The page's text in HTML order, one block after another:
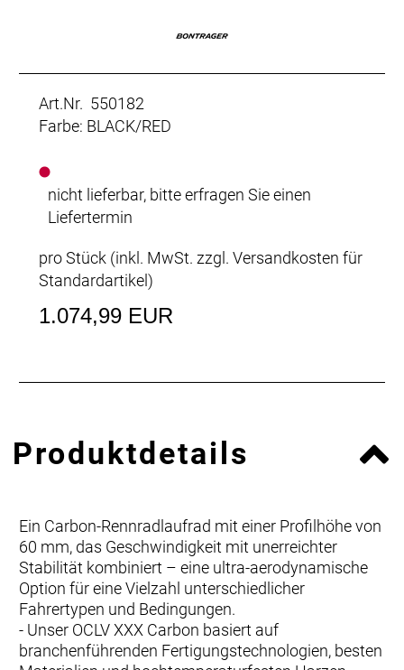
Art.Nr. 550182
Farbe: BLACK/RED
nicht lieferbar, bitte erfragen Sie einen
Liefertermin
pro Stück (inkl. MwSt. zzgl. Versandkosten für
Standardartikel)
1.074,99 EUR
Produktdetails
Ein Carbon-Rennradlaufrad mit einer Profilhöhe von
60 mm, das Geschwindigkeit mit unerreichter
Stabilität kombiniert – eine ultra-aerodynamische
Option für eine Vielzahl unterschiedlicher
Fahrertypen und Bedingungen.
- Unser OCLV XXX Carbon basiert auf
branchenführenden Fertigungstechnologien, besten